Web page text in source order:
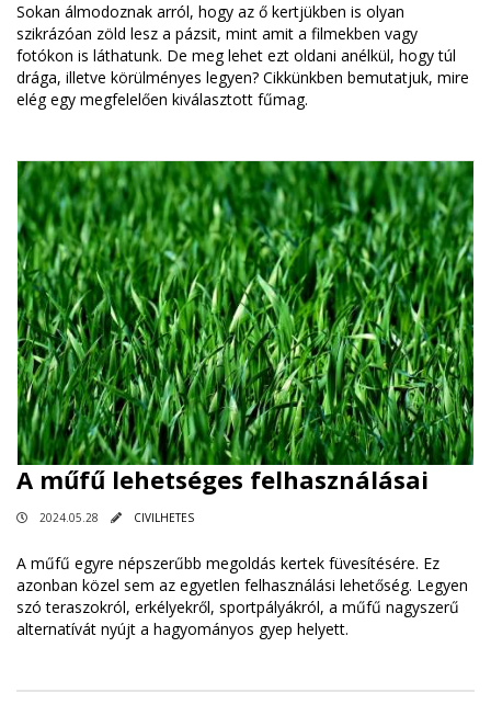
Sokan álmodoznak arról, hogy az ő kertjükben is olyan
szikrázóan zöld lesz a pázsit, mint amit a filmekben vagy
fotókon is láthatunk. De meg lehet ezt oldani anélkül, hogy túl
drága, illetve körülményes legyen? Cikkünkben bemutatjuk, mire
elég egy megfelelően kiválasztott fűmag.
A műfű lehetséges felhasználásai
2024.05.28 CIVILHETES
A műfű egyre népszerűbb megoldás kertek füvesítésére. Ez
azonban közel sem az egyetlen felhasználási lehetőség. Legyen
szó teraszokról, erkélyekről, sportpályákról, a műfű nagyszerű
alternatívát nyújt a hagyományos gyep helyett.